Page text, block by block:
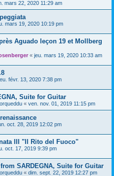
mars 22, 2020 11:29 am
mars 19, 2020 10:19 pm
Aguado leçon 19 et Mollberg
« jeu. mars 19, 2020 10:33 am
févr. 13, 2020 7:38 pm
Suite for Guitar
« ven. nov. 01, 2019 11:15 pm
oct. 28, 2019 12:02 pm
III "Il Rito del Fuoco"
oct. 17, 2019 9:39 pm
SARDEGNA, Suite for Guitar
« dim. sept. 22, 2019 12:27 pm